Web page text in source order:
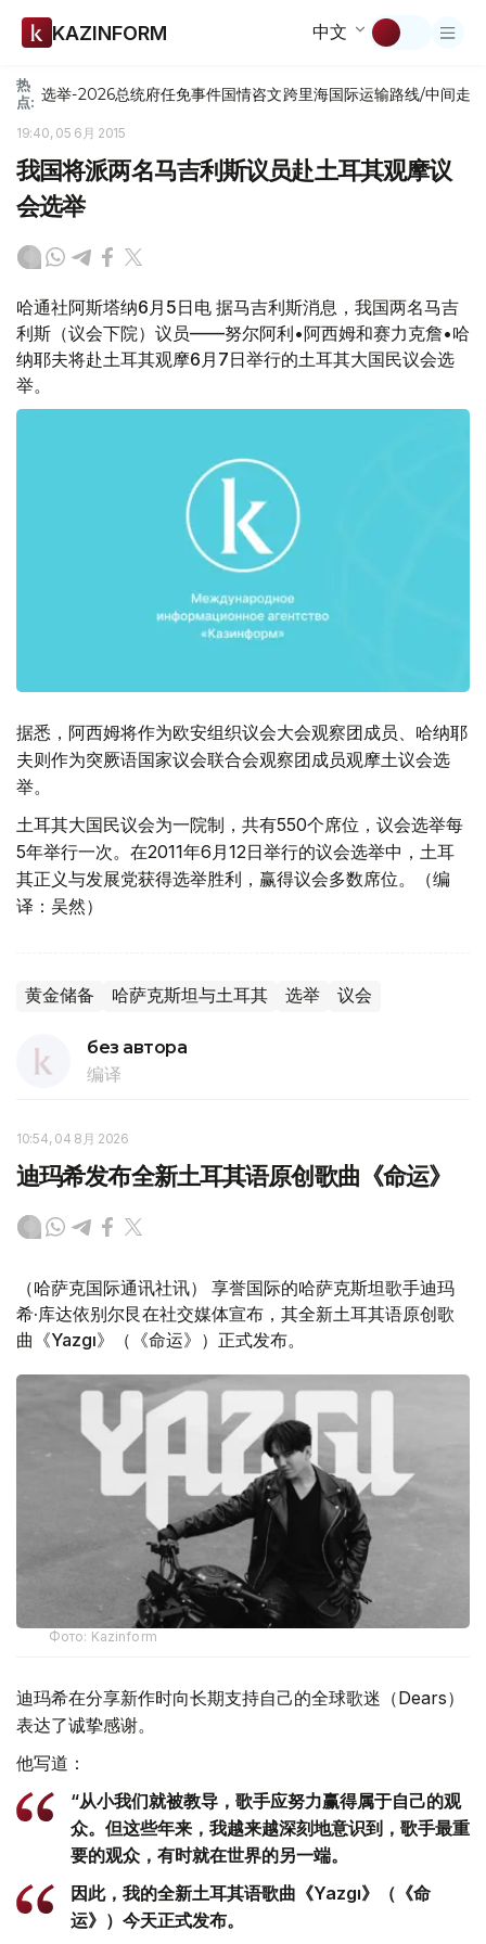
KAZINFORM 中文
热
点: 选举-2026总统府任免事件国情咨文跨里海国际运输路线/中间走廊
19:40, 05 6月 2015
我国将派两名马吉利斯议员赴土耳其观摩议
会选举
哈通社阿斯塔纳6月5日电 据马吉利斯消息，我国两名马吉
利斯（议会下院）议员——努尔阿利•阿西姆和赛力克詹•哈
纳耶夫将赴土耳其观摩6月7日举行的土耳其大国民议会选
举。
据悉，阿西姆将作为欧安组织议会大会观察团成员、哈纳耶
夫则作为突厥语国家议会联合会观察团成员观摩土议会选
举。
土耳其大国民议会为一院制，共有550个席位，议会选举每
5年举行一次。在2011年6月12日举行的议会选举中，土耳
其正义与发展党获得选举胜利，赢得议会多数席位。（编
译：吴然）
黄金储备 哈萨克斯坦与土耳其 选举 议会
без автора
编译
10:54, 04 8月 2026
迪玛希发布全新土耳其语原创歌曲《命运》
（哈萨克国际通讯社讯） 享誉国际的哈萨克斯坦歌手迪玛
希·库达依别尔艮在社交媒体宣布，其全新土耳其语原创歌
曲《Yazgı》（《命运》）正式发布。
Фото: Kazinform
迪玛希在分享新作时向长期支持自己的全球歌迷（Dears）
表达了诚挚感谢。
他写道：
“从小我们就被教导，歌手应努力赢得属于自己的观
众。但这些年来，我越来越深刻地意识到，歌手最重
要的观众，有时就在世界的另一端。
因此，我的全新土耳其语歌曲《Yazgı》（《命
运》）今天正式发布。